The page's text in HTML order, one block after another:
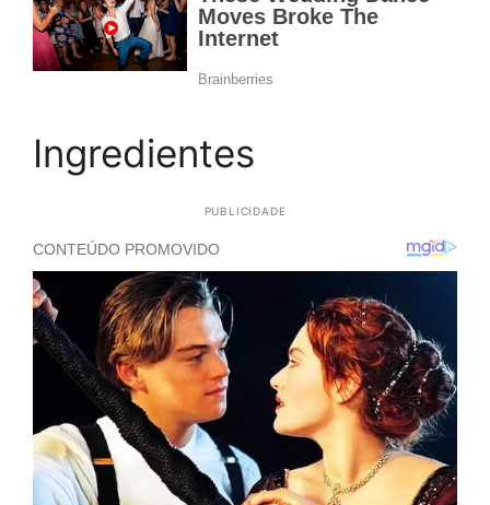
Ingredientes
PUBLICIDADE